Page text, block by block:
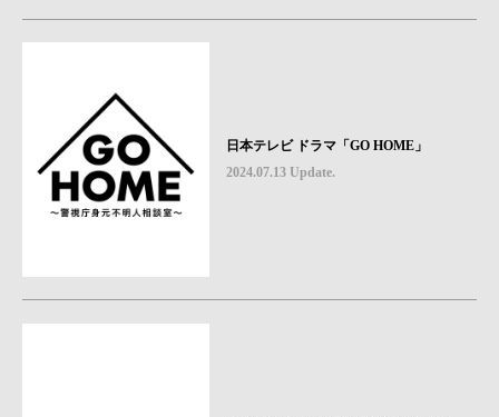
日本テレビ ドラマ「GO HOME」
2024.07.13 Update.